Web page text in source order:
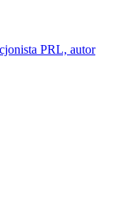
PRL, autor